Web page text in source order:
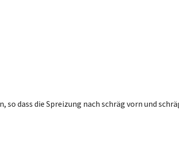
dass die Spreizung nach schräg vorn und